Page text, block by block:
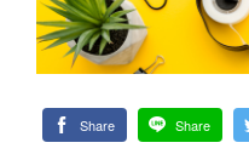
Share Share